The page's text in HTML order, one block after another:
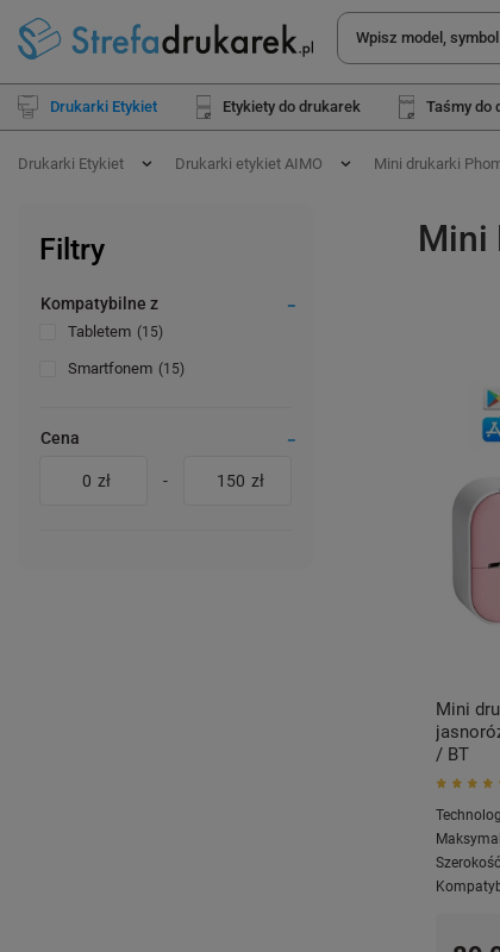
Drukarki Etykiet Etykiety do drukarek Taśmy do
Drukarki Etykiet Drukarki etykiet AIMO Mini drukarki
Filtry
Kompatybilne z
Tabletem 15
Smartfonem 15
Cena
zł - zł
Mini
Mini
/ BT